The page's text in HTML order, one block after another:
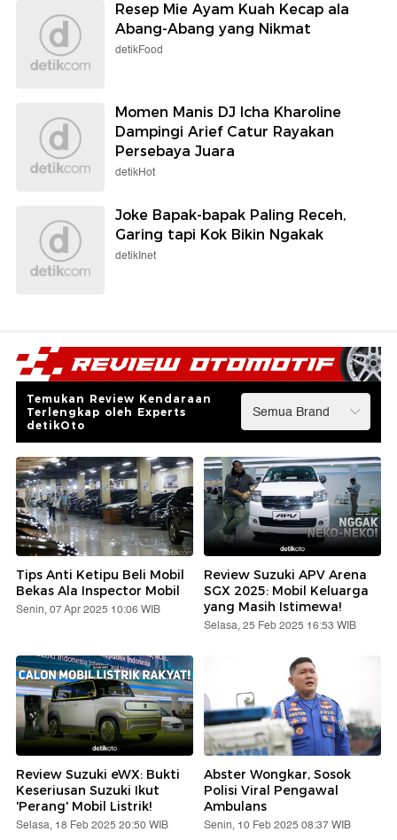
Resep Mie Ayam Kuah Kecap ala
Abang-Abang yang Nikmat
detikFood
Momen Manis DJ Icha Kharoline
Dampingi Arief Catur Rayakan
Persebaya Juara
detikHot
Joke Bapak-bapak Paling Receh,
Garing tapi Kok Bikin Ngakak
detikInet
Temukan Review Kendaraan
Terlengkap oleh Experts
detikOto
Tips Anti Ketipu Beli Mobil
Bekas Ala Inspector Mobil
Senin, 07 Apr 2025 10:06 WIB
Review Suzuki APV Arena
SGX 2025: Mobil Keluarga
yang Masih Istimewa!
Selasa, 25 Feb 2025 16:53 WIB
Review Suzuki eWX: Bukti
Keseriusan Suzuki Ikut
'Perang' Mobil Listrik!
Selasa, 18 Feb 2025 20:50 WIB
Abster Wongkar, Sosok
Polisi Viral Pengawal
Ambulans
Senin, 10 Feb 2025 08:37 WIB